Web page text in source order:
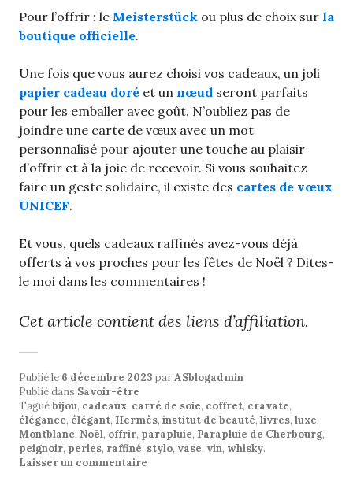
Pour l’offrir : le Meisterstück ou plus de choix sur la
boutique officielle.
Une fois que vous aurez choisi vos cadeaux, un joli
papier cadeau doré et un nœud seront parfaits
pour les emballer avec goût. N’oubliez pas de
joindre une carte de vœux avec un mot
personnalisé pour ajouter une touche au plaisir
d’offrir et à la joie de recevoir. Si vous souhaitez
faire un geste solidaire, il existe des cartes de vœux
UNICEF.
Et vous, quels cadeaux raffinés avez-vous déjà
offerts à vos proches pour les fêtes de Noël ? Dites-
le moi dans les commentaires !
Cet article contient des liens d’affiliation.
Publié le 6 décembre 2023 parASblogadmin
Publié dans Savoir-être
Taguébijou, cadeaux, carré de soie, coffret, cravate,
élégance, élégant, Hermès, institut de beauté, livres, luxe,
Montblanc, Noël, offrir, parapluie, Parapluie de Cherbourg,
peignoir, perles, raffiné, stylo, vase, vin, whisky.
Laisser un commentaire